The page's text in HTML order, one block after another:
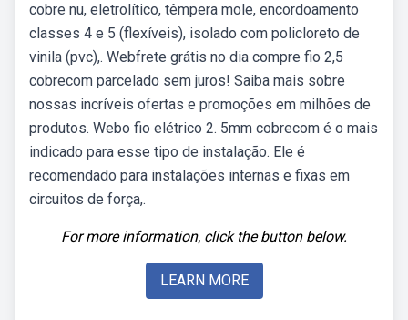
cobre nu, eletrolítico, têmpera mole, encordoamento
classes 4 e 5 (flexíveis), isolado com policloreto de
vinila (pvc),. Webfrete grátis no dia compre fio 2,5
cobrecom parcelado sem juros! Saiba mais sobre
nossas incríveis ofertas e promoções em milhões de
produtos. Webo fio elétrico 2. 5mm cobrecom é o mais
indicado para esse tipo de instalação. Ele é
recomendado para instalações internas e fixas em
circuitos de força,.
For more information, click the button below.
LEARN MORE